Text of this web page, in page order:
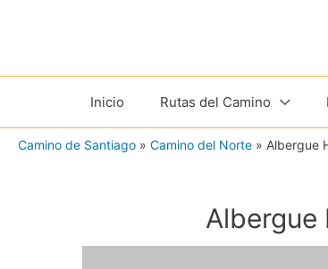
contenido
Inicio Rutas del Camino
Camino de Santiago » Camino del Norte » Albergue
Albergue